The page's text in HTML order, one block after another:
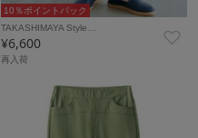
10％ポイントバック
TAKASHIMAYA Style…
¥6,600
再入荷